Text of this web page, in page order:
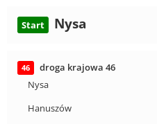
Start Nysa
46
droga krajowa 46
Nysa
Hanuszów